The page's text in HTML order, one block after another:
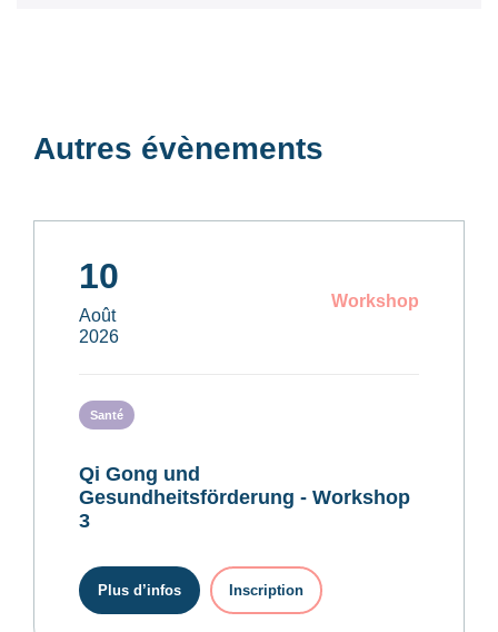
Autres évènements
10
Août
2026
Workshop
Santé
Qi Gong und
Gesundheitsförderung - Workshop
3
Plus d’infos Inscription